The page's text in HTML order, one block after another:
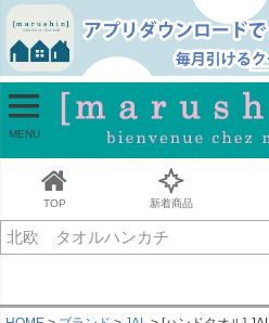
MENU
TOP 新着商品
並び順
新着順
古い順
価格が安い順
価格が高い順
キーワードヒット順